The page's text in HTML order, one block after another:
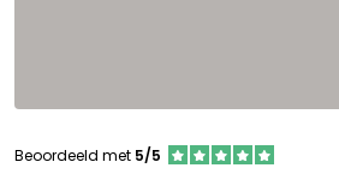
Beoordeeld met 5/5